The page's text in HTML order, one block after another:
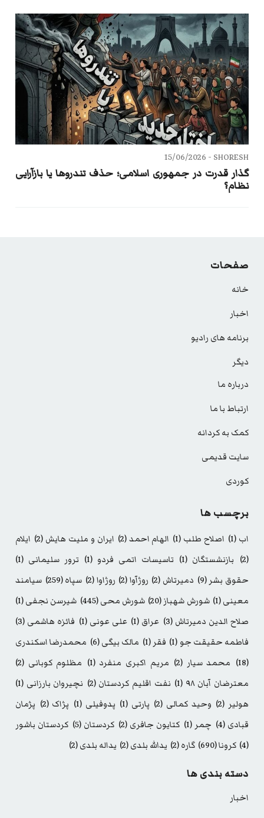
SHORESH -
15/06/2026
گذار قدرت در جمهوری اسلامی؛ حذف تندروها یا بازآرایی
نظام؟
صفحات
خانه
اخبار
برنامه های رادیو
دیگر
درباره ما
ارتباط با ما
کمک به کردانه
سایت قدیمی
کوردی
برچسب ها
اب (1) اصلاح طلب (1) الهام احمد(2) ایران و ملیت هایش (2)
ایلام
(2)
بازنشستگان (1) تاسیسات اتمی فردو (1) ترور سلیمانی (1)
حقوق بشر (9) دمیرتاش (2) روژآوا(2) روژاوا(2) سپاه(259)
سیامند
معینی(1) شورش شهباز(20) شورش محی(445) شیرسن نجفی(1)
صلاح الدین دمیرتاش (3) عراق (1) علی عونی (1) فائزه هاشمی (3)
فاطمه حقیقت جو (1) فقر (1) مالک بیگی(6)
محمدرضا اسکندری
(18)
محمد سیار (2) مریم اکبری منفرد (1) مظلوم کوبانی (2)
معترضان آبان ۹۸
(1) نفت اقلیم کردستان (2) نچیروان بارزانی (1)
هولیر (2) وحید کمالی (2) پارتی (1) پدوفیلی (1) پژاک (2)
پژمان
قبادی (4) چمر (1) کتایون جافری (2) کردستان (5)
کردستان باشور
(4)
کرونا(690) گاره(2) یدالله بلدی(2) یداله بلدی(2)
دسته بندی ها
اخبار